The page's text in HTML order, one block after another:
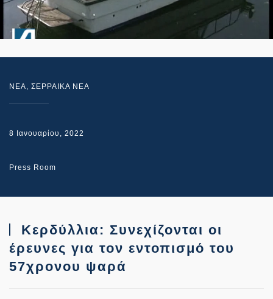
NEA, ΣΕΡΡΑΙΚΑ ΝΕΑ
8 Ιανουαρίου, 2022
Press Room
Κερδύλλια: Συνεχίζονται οι
έρευνες για τον εντοπισμό του
57χρονου ψαρά